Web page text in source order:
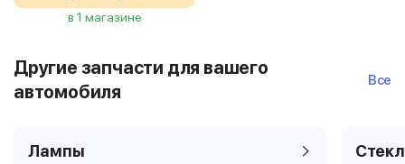
в 1 магазине
Другие запчасти для вашего
автомобиля
Все
Лампы